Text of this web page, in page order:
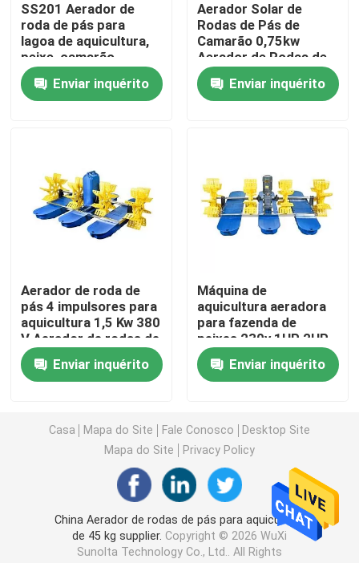
Contacte-nos
Peça umas citações
Gaseificador da roda de pá da cultura aquática
Gaseificador da lagoa da roda de água
Gaseificador da piscicultura
Gaseificador do impulsor
Bomba de água da lagoa de peixes
Aerador de superfície movido a energia solar
SS201 Aerador de
roda de pás para
lagoa de aquicultura,
peixe, camarão,
piscicultura,
equipamento de
aeração
Enviar inquérito
Aerador Solar de
Rodas de Pás de
Camarão 0,75kw
Aerador de Rodas de
Pás Agricultura
Enviar inquérito
Aerador de roda de
pás 4 impulsores para
aquicultura 1,5 Kw 380
V Aerador de rodas de
pás solar
Enviar inquérito
Máquina de
aquicultura aeradora
para fazenda de
peixes 230v 1HP 2HP
3HP Aerador de roda
de pás de braço longo
Enviar inquérito
Casa Mapa do Site Fale Conosco
Desktop Site
Mapa do Site
Privacy Policy
China Aerador de rodas de pás para aquicultura
de 45 kg supplier. Copyright © 2026 WuXi
Sunolta Technology Co., Ltd.. All Rights